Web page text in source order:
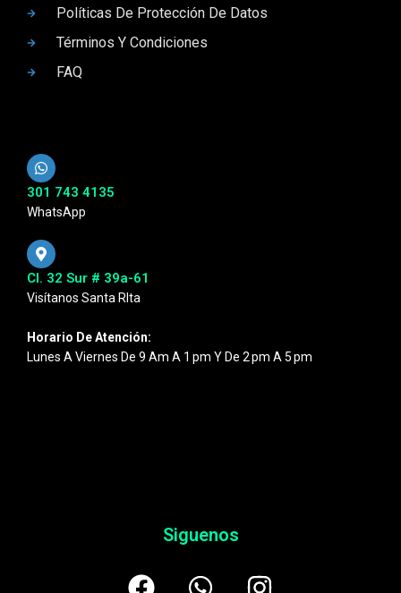
Políticas De Protección De Datos
Términos Y Condiciones
FAQ
301 743 4135
WhatsApp
Cl. 32 Sur # 39a-61
Visítanos Santa RIta
Horario De Atención:
Lunes A Viernes De 9 Am A 1 Pm Y De 2 Pm A 5 Pm
Siguenos